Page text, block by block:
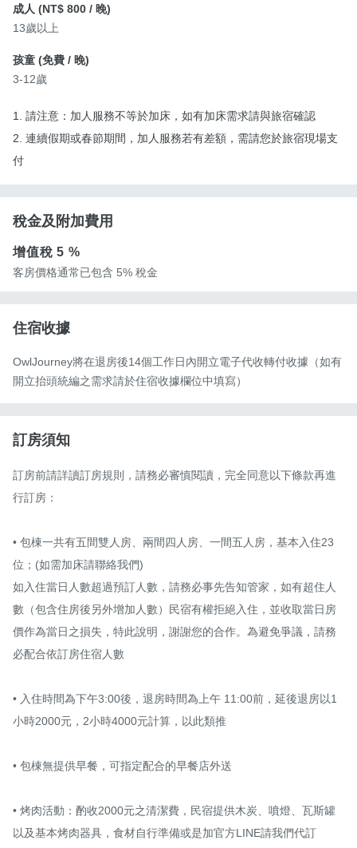
成人 (NT$ 800 / 晚)
13歲以上
孩童 (免費 / 晚)
3-12歲
1. 請注意：加人服務不等於加床，如有加床需求請與旅宿確認
2. 連續假期或春節期間，加人服務若有差額，需請您於旅宿現場支
付
稅金及附加費用
增值稅5 %
客房價格通常已包含 5% 稅金
住宿收據
OwlJourney將在退房後14個工作日內開立電子代收轉付收據（如有
開立抬頭統編之需求請於住宿收據欄位中填寫）
訂房須知
訂房前請詳讀訂房規則，請務必審慎閱讀，完全同意以下條款再進
行訂房：
• 包棟一共有五間雙人房、兩間四人房、一間五人房，基本入住23
位；(如需加床請聯絡我們)
如入住當日人數超過預訂人數，請務必事先告知管家，如有超住人
數（包含住房後另外增加人數）民宿有權拒絕入住，並收取當日房
價作為當日之損失，特此說明，謝謝您的合作。為避免爭議，請務
必配合依訂房住宿人數
• 入住時間為下午3:00後，退房時間為上午 11:00前，延後退房以1
小時2000元，2小時4000元計算，以此類推
• 包棟無提供早餐，可指定配合的早餐店外送
• 烤肉活動：酌收2000元之清潔費，民宿提供木炭、噴燈、瓦斯罐
以及基本烤肉器具，食材自行準備或是加官方LINE請我們代訂